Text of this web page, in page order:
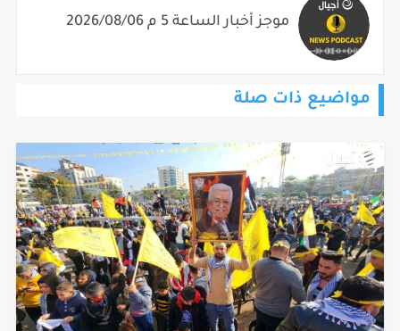
موجز أخبار الساعة 5 م 2026/08/06
مواضيع ذات صلة